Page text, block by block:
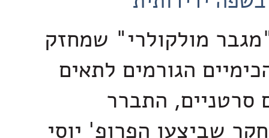
מולקולרי" שמחזק
הגורמים לתאים
סרטניים, התברר
שביצעו הפרופ' יוסי